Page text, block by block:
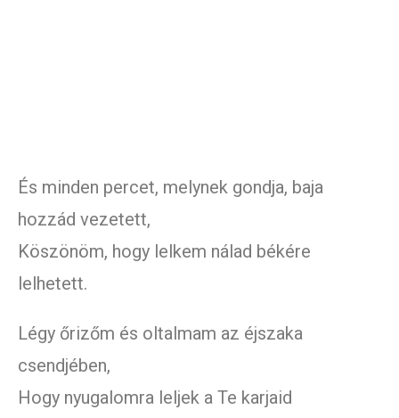
És minden percet, melynek gondja, baja
hozzád vezetett,
Köszönöm, hogy lelkem nálad békére
lelhetett.
Légy őrizőm és oltalmam az éjszaka
csendjében,
Hogy nyugalomra leljek a Te karjaid